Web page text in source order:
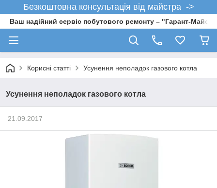
Безкоштовна консультація від майстра ->
Ваш надійний сервіс побутового ремонту – "Гарант-
Корисні статті Усунення неполадок газового котла
Усунення неполадок газового котла
21.09.2017